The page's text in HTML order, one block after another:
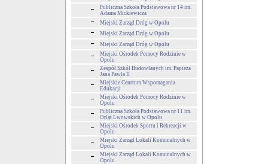
Publiczna Szkoła Podstawowa nr 14 im.
Adama Mickiewicza
Miejski Zarząd Dróg w Opolu
Miejski Zarząd Dróg w Opolu
Miejski Zarząd Dróg w Opolu
Miejski Ośrodek Pomocy Rodzinie w
Opolu
Zespół Szkół Budowlanych im. Papieża
Jana Pawła II
Miejskie Centrum Wspomagania
Edukacji
Miejski Ośrodek Pomocy Rodzinie w
Opolu
Publiczna Szkoła Podstawowa nr 11 im.
Orląt Lwowskich w Opolu
Miejski Ośrodek Sportu i Rekreacji w
Opolu
Miejski Zarząd Lokali Komunalnych w
Opolu
Miejski Zarząd Lokali Komunalnych w
Opolu